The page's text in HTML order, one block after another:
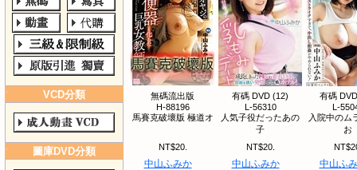
VCD分類
圖庫DVD分類
無碼流出版
H-88196
馬賽克破壞版 極道オ
NT$20.
中山ふみか
有碼 DVD (12)
L-56310
人気子役だったあの
子
NT$20.
中山ふみか
有碼
L-
入院中のム
お
中山ふ